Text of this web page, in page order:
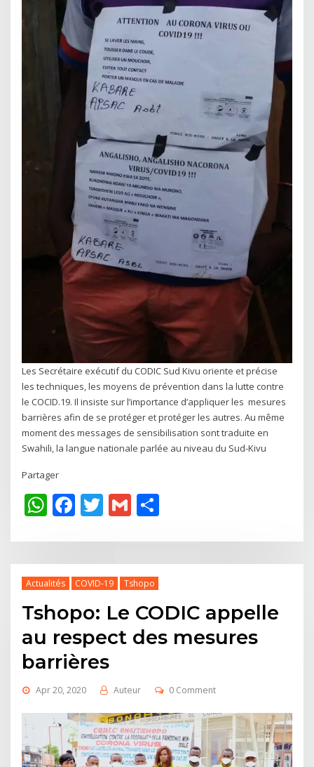
Les Secrétaire exécutif du CODIC Sud Kivu oriente et précise
les techniques, les moyens de prévention dans la lutte contre
le COCID.19. Il insiste sur l’importance d’appliquer les mesures
barrières afin de se protéger et protéger les autres. Au même
moment des messages de sensibilisation sont traduite en
Swahili, la langue nationale parlée au niveau du Sud-Kivu
Partager
WhatsApp
Facebook
Twitter
Gmail
Actualités COVID-19 Tshopo
Tshopo: Le CODIC appelle
au respect des mesures
barrières
Apr 20, 2020 Auteur 0 Comment